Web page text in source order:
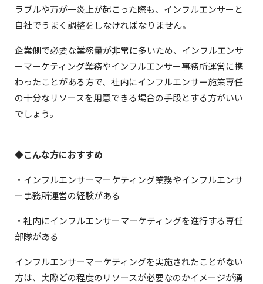
ラブルや万が一炎上が起こった際も、インフルエンサーと
自社でうまく調整をしなければなりません。
企業側で必要な業務量が非常に多いため、インフルエンサ
ーマーケティング業務やインフルエンサー事務所運営に携
わったことがある方で、社内にインフルエンサー施策専任
の十分なリソースを用意できる場合の手段とする方がいい
でしょう。
◆こんな方におすすめ
・インフルエンサーマーケティング業務やインフルエンサ
ー事務所運営の経験がある
・社内にインフルエンサーマーケティングを進行する専任
部隊がある
インフルエンサーマーケティングを実施されたことがない
方は、実際どの程度のリソースが必要なのかイメージが湧